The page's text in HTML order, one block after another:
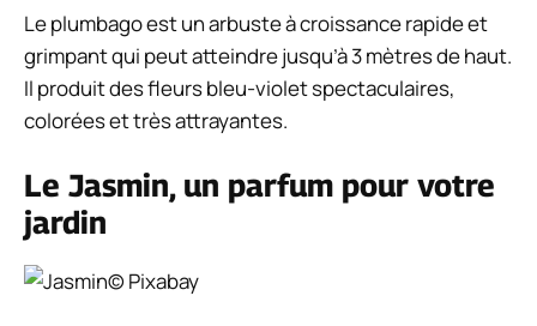
Le plumbago est un arbuste à croissance rapide et
grimpant qui peut atteindre jusqu’à 3 mètres de haut.
Il produit des fleurs bleu-violet spectaculaires,
colorées et très attrayantes.
Le Jasmin, un parfum pour votre
jardin
© Pixabay